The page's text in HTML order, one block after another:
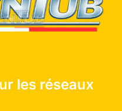
les réseaux